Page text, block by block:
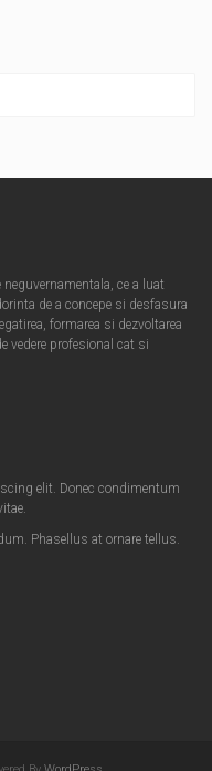
ce a luat
de a concepe si desfasura
formarea si dezvoltarea
vedere profesional cat si
elit. Donec condimentum
Phasellus at ornare tellus.